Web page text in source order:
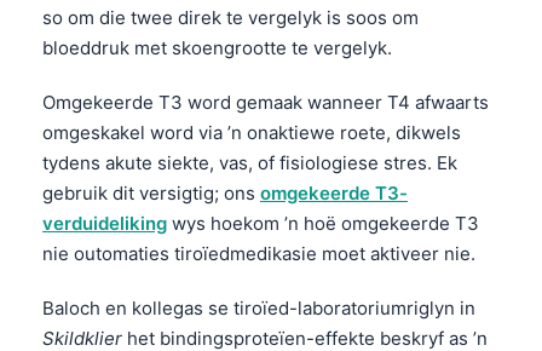
so om die twee direk te vergelyk is soos om
bloeddruk met skoengrootte te vergelyk.
Omgekeerde T3 word gemaak wanneer T4 afwaarts
omgeskakel word via ’n onaktiewe roete, dikwels
tydens akute siekte, vas, of fisiologiese stres. Ek
gebruik dit versigtig; ons omgekeerde T3-
verduideliking wys hoekom ’n hoë omgekeerde T3
nie outomaties tiroïedmedikasie moet aktiveer nie.
Baloch en kollegas se tiroïed-laboratoriumriglyn in
Skildklier het bindingsproteïen-effekte beskryf as ’n